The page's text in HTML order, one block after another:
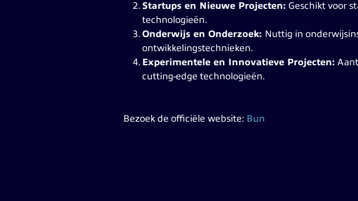
Startups en Nieuwe Projecten: Geschikt voor
technologieën.
Onderwijs en Onderzoek: Nuttig in
ontwikkelingstechnieken.
Experimentele en Innovatieve Projecten:
cutting-edge technologieën.
Bezoek de officiële website: Bun